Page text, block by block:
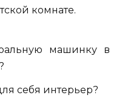
комнате.
машинку в
себя интерьер?